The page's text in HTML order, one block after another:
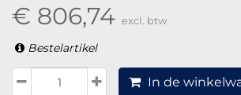
€ 806,74 excl. btw
Bestelartikel
In de